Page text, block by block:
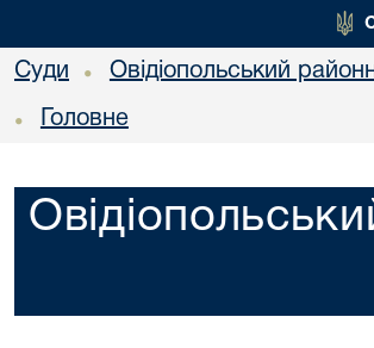
Суди • Овідіопольський
• Головне